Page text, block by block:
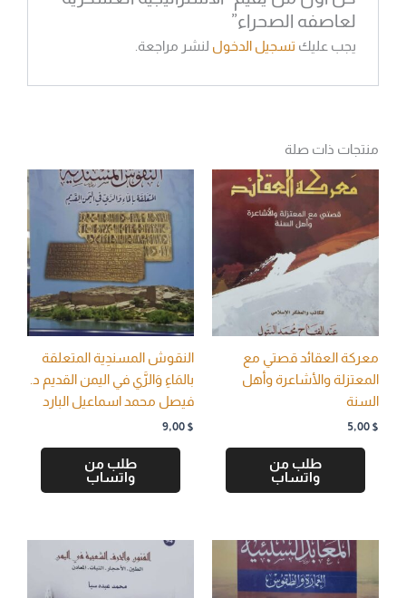
لعاصفه الصحراء”
يجب عليك تسجيل الدخول لنشر مراجعة.
منتجات ذات صلة
معركة العقائد قصتي مع
المعتزلة والأشاعرة وأهل
السنة
5,00 $
طلب من
واتساب
النقوش المسندِية المتعلقة
بالمَاءِ وَالرَّي في اليمن القديم د.
فيصل محمد اسماعيل البارد
9,00 $
طلب من
واتساب